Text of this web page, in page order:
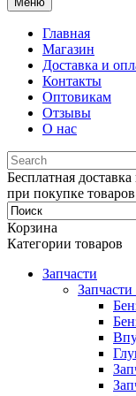
Главная
Магазин
Доставка и
Контакты
Оптовикам
Отзывы
О нас
Бесплатная
при покупке
Корзина
Категории товаров
Запчасти